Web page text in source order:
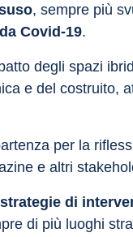
, sempre più
Covid-19.
degli spazi
e del costruito,
per la
e altri
strategie di
di più luoghi